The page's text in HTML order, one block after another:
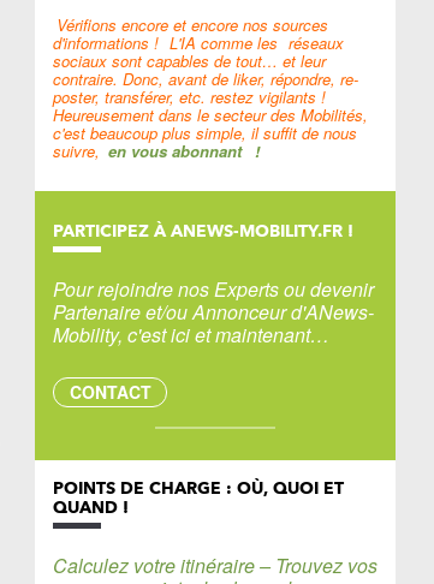
Vérifions encore et encore nos sources
d'informations ! L'IA comme les réseaux
sociaux sont capables de tout… et leur
contraire. Donc, avant de liker, répondre, re-
poster, transférer, etc. restez vigilants !
Heureusement dans le secteur des Mobilités,
c'est beaucoup plus simple, il suffit de nous
suivre, en vous abonnant !
PARTICIPEZ À ANEWS-MOBILITY.FR !
Pour rejoindre nos Experts ou devenir
Partenaire et/ou Annonceur d'ANews-
Mobility, c'est ici et maintenant…
CONTACT
POINTS DE CHARGE : OÙ, QUOI ET
QUAND !
Calculez votre itinéraire – Trouvez vos